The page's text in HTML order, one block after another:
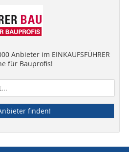
Anbieter im EINKAUFSFÜHRER
für Bauprofis!
finden!